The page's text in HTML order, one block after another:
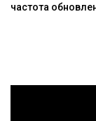
частота